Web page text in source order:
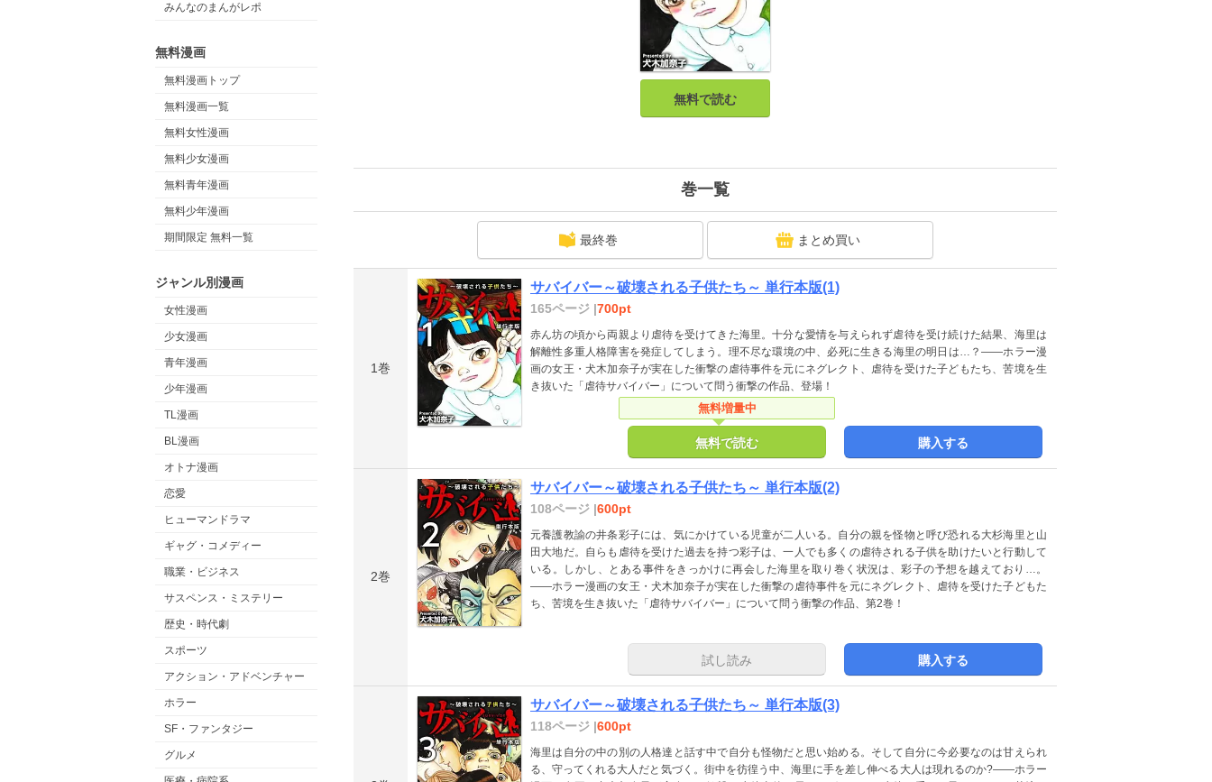
みんなのまんがレポ
無料漫画
無料漫画トップ
無料漫画一覧
無料女性漫画
無料少女漫画
無料青年漫画
無料少年漫画
期間限定 無料一覧
ジャンル別漫画
女性漫画
少女漫画
青年漫画
少年漫画
TL漫画
BL漫画
オトナ漫画
恋愛
ヒューマンドラマ
ギャグ・コメディー
職業・ビジネス
サスペンス・ミステリー
歴史・時代劇
スポーツ
アクション・アドベンチャー
ホラー
SF・ファンタジー
グルメ
無料で読む
巻一覧
最終巻 まとめ買い
1巻
サバイバー～破壊される子供たち～ 単行本版(1)
165ページ |700pt
赤ん坊の頃から両親より虐待を受けてきた海里。十分な愛情を与えられず虐待を受け続けた結果、海里は
解離性多重人格障害を発症してしまう。理不尽な環境の中、必死に生きる海里の明日は…？――ホラー漫
画の女王・犬木加奈子が実在した衝撃の虐待事件を元にネグレクト、虐待を受けた子どもたち、苦境を生
き抜いた「虐待サバイバー」について問う衝撃の作品、登場！
無料増量中
無料で読む 購入する
2巻
サバイバー～破壊される子供たち～ 単行本版(2)
108ページ |600pt
元養護教諭の井条彩子には、気にかけている児童が二人いる。自分の親を怪物と呼び恐れる大杉海里と山
田大地だ。自らも虐待を受けた過去を持つ彩子は、一人でも多くの虐待される子供を助けたいと行動して
いる。しかし、とある事件をきっかけに再会した海里を取り巻く状況は、彩子の予想を越えており…。
――ホラー漫画の女王・犬木加奈子が実在した衝撃の虐待事件を元にネグレクト、虐待を受けた子どもた
ち、苦境を生き抜いた「虐待サバイバー」について問う衝撃の作品、第2巻！
試し読み 購入する
サバイバー～破壊される子供たち～ 単行本版(3)
118ページ |600pt
海里は自分の中の別の人格達と話す中で自分も怪物だと思い始める。そして自分に今必要なのは甘えられ
る、守ってくれる大人だと気づく。街中を彷徨う中、海里に手を差し伸べる大人は現れるのか?――ホラー